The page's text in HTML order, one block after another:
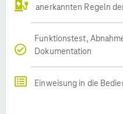
anerkannten Regeln
Funktionstest,
Dokumentation
Einweisung in die